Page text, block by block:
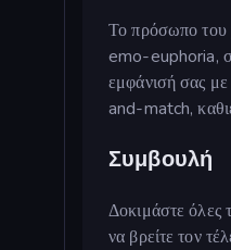
Το πρόσωπο του
emo-euphoria,
εμφάνισή σας
and-match,
Συμβουλή
Δοκιμάστε όλες
να βρείτε τον